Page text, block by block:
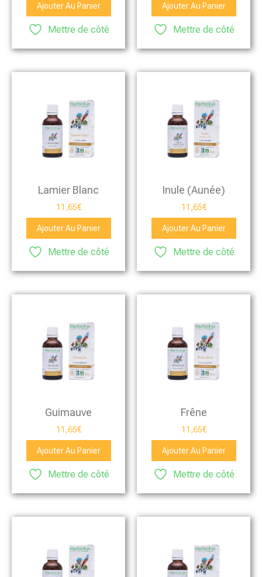
Ajouter Au Panier
Mettre de côté
Ajouter Au Panier
Mettre de côté
Lamier Blanc
11,65€
Ajouter Au Panier
Mettre de côté
Inule (Aunée)
11,65€
Ajouter Au Panier
Mettre de côté
Guimauve
11,65€
Ajouter Au Panier
Mettre de côté
Frêne
11,65€
Ajouter Au Panier
Mettre de côté